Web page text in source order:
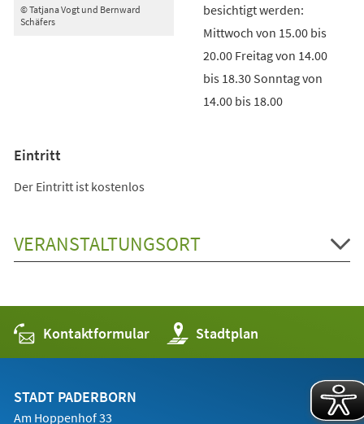
© Tatjana Vogt und Bernward
Schäfers
besichtigt werden:
Mittwoch von 15.00 bis
20.00 Freitag von 14.00
bis 18.30 Sonntag von
14.00 bis 18.00
Eintritt
Der Eintritt ist kostenlos
VERANSTALTUNGSORT
Kontaktformular Stadtplan
(Öffnet
in
einem
STADT PADERBORN
Am Hoppenhof 33